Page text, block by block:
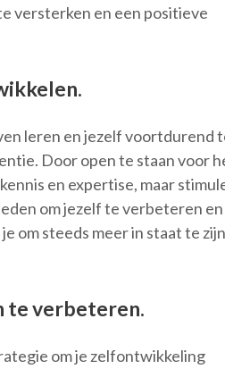
versterken en een positieve
leren en jezelf voortdurend
Door open te staan voor
en expertise, maar
om jezelf te verbeteren
om steeds meer in staat te
te verbeteren.
om je zelfontwikkeling